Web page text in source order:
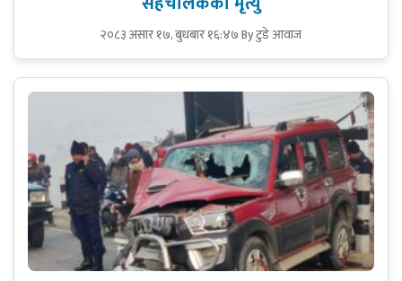
२०८३ असार १७, बुधबार १६:४७By टुडे आवाज